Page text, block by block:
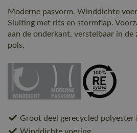
Moderne pasvorm. Winddichte
Sluiting met rits en stormflap.
aan de onderkant, verstelbaar in de
pols.
Groot deel gerecycled
Winddichte voering